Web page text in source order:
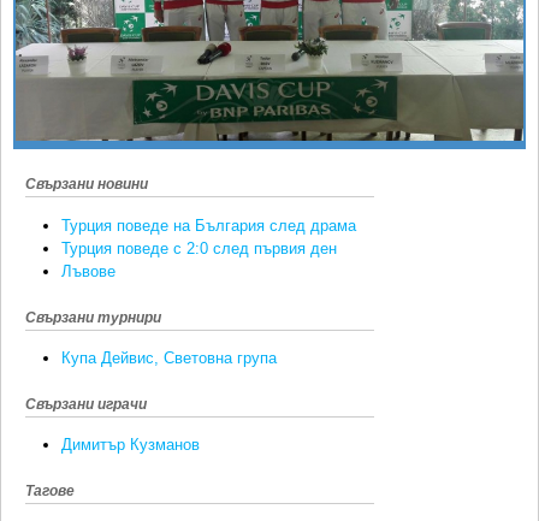
КЛУБОВЕ
Спорт&Фитнес
Свързани новини
Турция поведе на България след драма
Турция поведе с 2:0 след първия ден
Лъвове
Свързани турнири
Купа Дейвис, Световна група
Свързани играчи
Димитър Кузманов
Тагове